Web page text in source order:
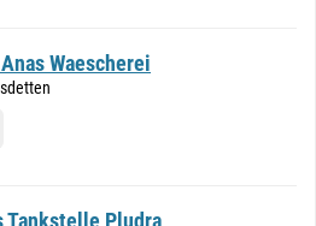
Waescherei
Tankstelle Pludra